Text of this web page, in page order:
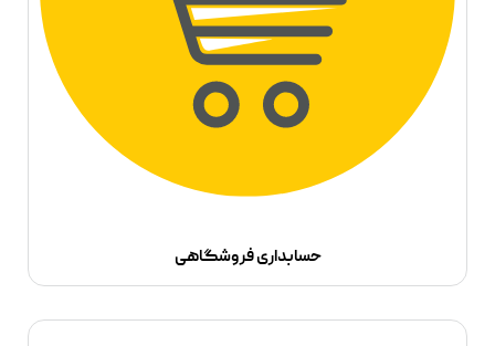
حسابداری فروشگاهی